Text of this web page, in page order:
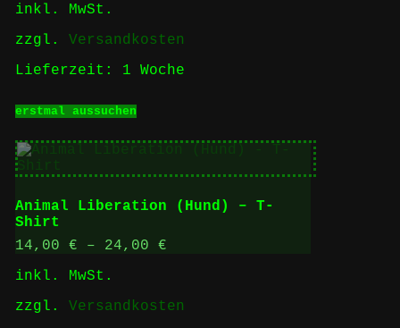
werden
inkl. MwSt.
zzgl. Versandkosten
Lieferzeit: 1 Woche
erstmal aussuchenProdukt
mehrere
auf.
Die
Optionen
auf
werden
Animal Liberation (Hund) – T-
Shirt
14,00 € – 24,00 €
inkl. MwSt.
zzgl. Versandkosten